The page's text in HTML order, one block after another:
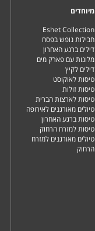
מיוחדים
Eshet Collection
חבילות נופש בפסח
דילים ברגע האחרון
מלונות עם פארק מים
דילים לקיץ
טיסות לאוקוסט
טיסות זולות
טיסות לארצות הברית
טיולים מאורגנים לאירופה
טיסות ברגע האחרון
טיסות למזרח הרחוק
טיולים מאורגנים למזרח
הרחוק